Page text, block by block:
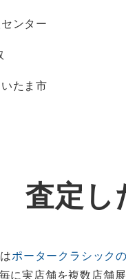
ンター
たま市
査定し
ポータークラシック
に実店舗を複数店舗